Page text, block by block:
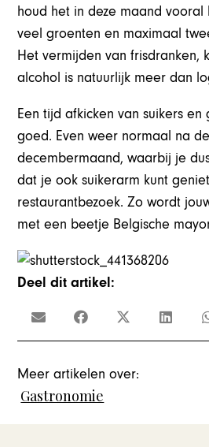
houd het in deze maand vooral
veel groenten en maximaal
Het vermijden van frisdranken,
alcohol is natuurlijk meer dan
Een tijd afkicken van suikers en
goed. Even weer normaal na
decembermaand, waarbij je
dat je ook suikerarm kunt
restaurantbezoek. Zo wordt
met een beetje Belgische
Deel dit artikel:
Meer artikelen over:
Gastronomie